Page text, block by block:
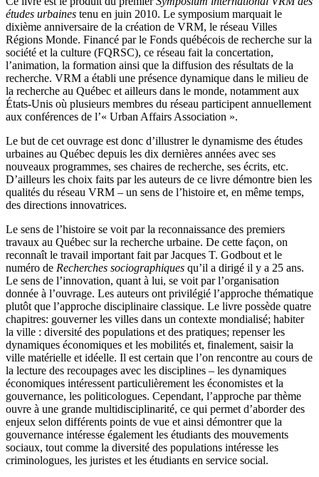
études urbaines tenu en juin 2010. Le symposium marquait le
dixième anniversaire de la création de VRM, le réseau Villes
Régions Monde. Financé par le Fonds québécois de recherche sur la
société et la culture (FQRSC), ce réseau fait la concertation,
l’animation, la formation ainsi que la diffusion des résultats de la
recherche. VRM a établi une présence dynamique dans le milieu de
la recherche au Québec et ailleurs dans le monde, notamment aux
États-Unis où plusieurs membres du réseau participent annuellement
aux conférences de l’« Urban Affairs Association ».
Le but de cet ouvrage est donc d’illustrer le dynamisme des études
urbaines au Québec depuis les dix dernières années avec ses
nouveaux programmes, ses chaires de recherche, ses écrits, etc.
D’ailleurs les choix faits par les auteurs de ce livre démontre bien les
qualités du réseau VRM – un sens de l’histoire et, en même temps,
des directions innovatrices.
Le sens de l’histoire se voit par la reconnaissance des premiers
travaux au Québec sur la recherche urbaine. De cette façon, on
reconnaît le travail important fait par Jacques T. Godbout et le
numéro de Recherches sociographiques qu’il a dirigé il y a 25 ans.
Le sens de l’innovation, quant à lui, se voit par l’organisation
donnée à l’ouvrage. Les auteurs ont privilégié l’approche thématique
plutôt que l’approche disciplinaire classique. Le livre possède quatre
chapitres: gouverner les villes dans un contexte mondialisé; habiter
la ville : diversité des populations et des pratiques; repenser les
dynamiques économiques et les mobilités et, finalement, saisir la
ville matérielle et idéelle. Il est certain que l’on rencontre au cours de
la lecture des recoupages avec les disciplines – les dynamiques
économiques intéressent particulièrement les économistes et la
gouvernance, les politicologues. Cependant, l’approche par thème
ouvre à une grande multidisciplinarité, ce qui permet d’aborder des
enjeux selon différents points de vue et ainsi démontrer que la
gouvernance intéresse également les étudiants des mouvements
sociaux, tout comme la diversité des populations intéresse les
criminologues, les juristes et les étudiants en service social.